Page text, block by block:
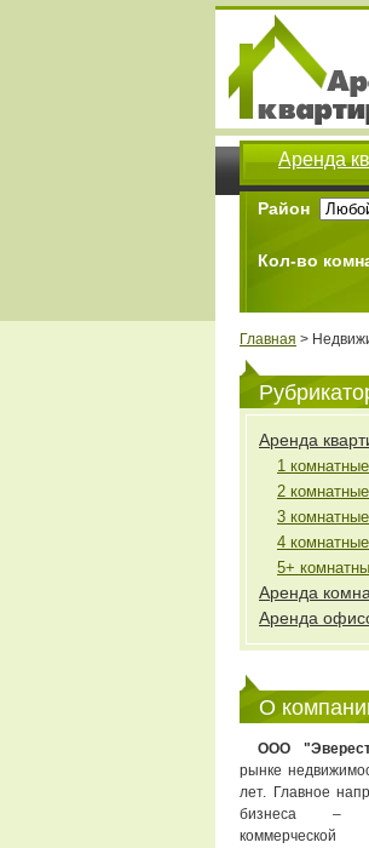
Аренда
Район
Кол-во
Главная >
Аренда
1
2
3
4
5+
Аренда
Аренда
О
ООО
рынке
лет. Главное
бизнеса –